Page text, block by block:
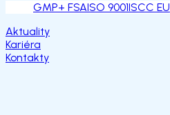
GMP+ FSAISO 9001ISCC EU
Aktuality
Kariéra
Kontakty